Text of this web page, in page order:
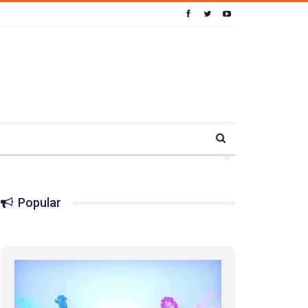
Popular
5/17/2020
звернення про те, що навіть коли ми у різних